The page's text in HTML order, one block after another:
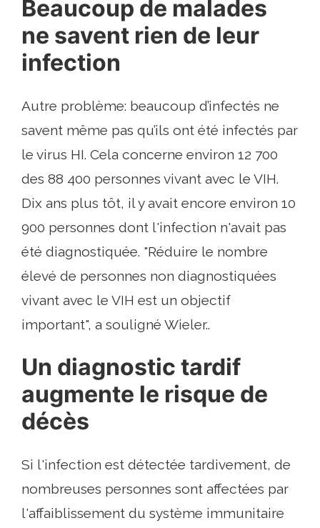
Beaucoup de malades
ne savent rien de leur
infection
Autre problème: beaucoup d’infectés ne
savent même pas qu’ils ont été infectés par
le virus HI. Cela concerne environ 12 700
des 88 400 personnes vivant avec le VIH.
Dix ans plus tôt, il y avait encore environ 10
900 personnes dont l'infection n'avait pas
été diagnostiquée. "Réduire le nombre
élevé de personnes non diagnostiquées
vivant avec le VIH est un objectif
important", a souligné Wieler..
Un diagnostic tardif
augmente le risque de
décès
Si l'infection est détectée tardivement, de
nombreuses personnes sont affectées par
l'affaiblissement du système immunitaire